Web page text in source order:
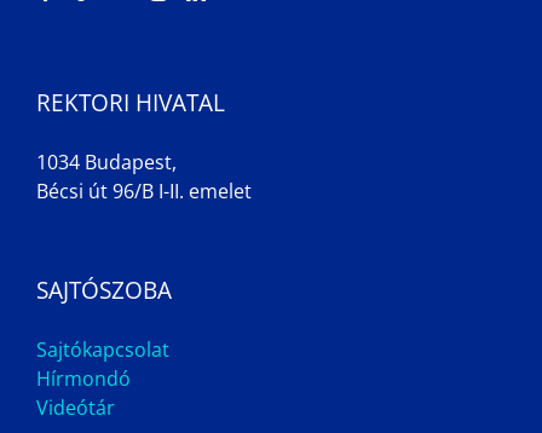
REKTORI HIVATAL
1034 Budapest,
Bécsi út 96/B I-II. emelet
SAJTÓSZOBA
Sajtókapcsolat
Hírmondó
Videótár